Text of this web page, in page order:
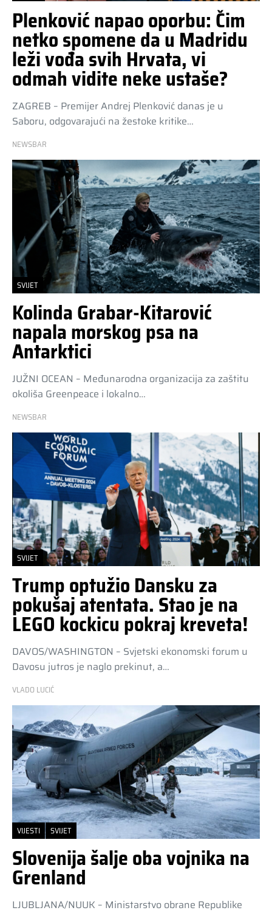
Plenković napao oporbu: Čim
netko spomene da u Madridu
leži vođa svih Hrvata, vi
odmah vidite neke ustaše?
ZAGREB – Premijer Andrej Plenković danas je u
Saboru, odgovarajući na žestoke kritike…
NEWSBAR
SVIJET
Kolinda Grabar-Kitarović
napala morskog psa na
Antarktici
JUŽNI OCEAN – Međunarodna organizacija za zaštitu
okoliša Greenpeace i lokalno…
NEWSBAR
SVIJET
Trump optužio Dansku za
pokušaj atentata. Stao je na
LEGO kockicu pokraj kreveta!
DAVOS/WASHINGTON – Svjetski ekonomski forum u
Davosu jutros je naglo prekinut, a…
VLADO LUCIĆ
VIJESTI SVIJET
Slovenija šalje oba vojnika na
Grenland
LJUBLJANA/NUUK – Ministarstvo obrane Republike